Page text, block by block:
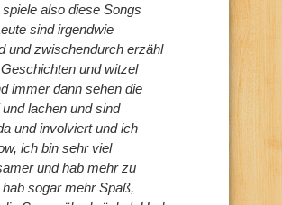
also diese Songs
sind irgendwie
und zwischendurch erzähl
und witzel
immer dann sehen die
lachen und sind
und involviert und ich
ich bin sehr viel
und hab mehr zu
sogar mehr Spaß,